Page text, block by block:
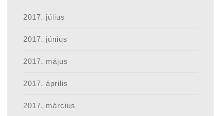
2017. július
2017. június
2017. május
2017. április
2017. március